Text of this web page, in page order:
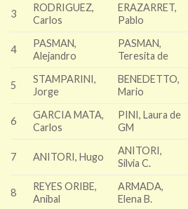
3
RODRIGUEZ,
Carlos
ERAZARRET,
Pablo
4
PASMAN,
Alejandro
PASMAN,
Teresita de
5
STAMPARINI,
Jorge
BENEDETTO,
Mario
6
GARCIA MATA,
Carlos
PINI, Laura de
GM
7 ANITORI, Hugo
ANITORI,
Silvia C.
8
REYES ORIBE,
Anibal
ARMADA,
Elena B.